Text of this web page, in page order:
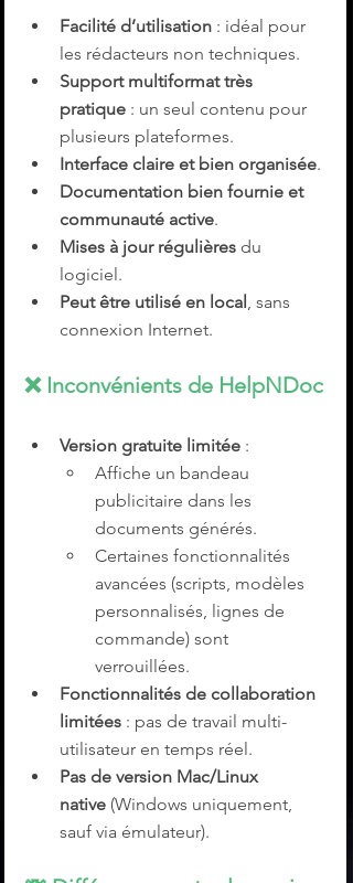
Facilité d’utilisation : idéal pour
les rédacteurs non techniques.
Support multiformat très
pratique : un seul contenu pour
plusieurs plateformes.
Interface claire et bien organisée.
Documentation bien fournie et
communauté active.
Mises à jour régulières du
logiciel.
Peut être utilisé en local , sans
connexion Internet.
❌ Inconvénients de HelpNDoc
Version gratuite limitée :
Affiche un bandeau
publicitaire dans les
documents générés.
Certaines fonctionnalités
avancées (scripts, modèles
personnalisés, lignes de
commande) sont
verrouillées.
Fonctionnalités de collaboration
limitées : pas de travail multi-
utilisateur en temps réel.
Pas de version Mac/Linux
native (Windows uniquement,
sauf via émulateur).